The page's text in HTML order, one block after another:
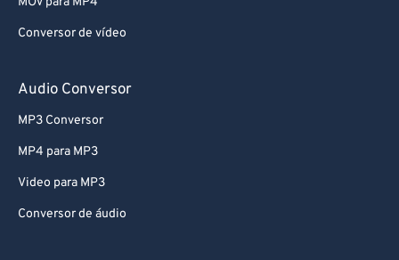
Conversor de vídeo
Audio Conversor
MP3 Conversor
MP4 para MP3
Video para MP3
Conversor de áudio